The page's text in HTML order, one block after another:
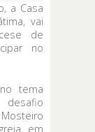
a Casa
vai
de
no
tema
em